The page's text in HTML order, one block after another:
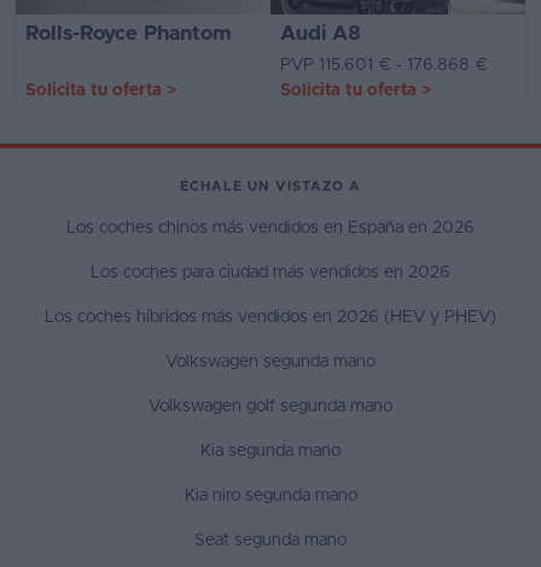
Rolls-Royce Phantom Audi A8
PVP 115.601 € - 176.868 €
Solicita tu oferta > Solicita tu oferta >
ÉCHALE UN VISTAZO A
Los coches chinos más vendidos en España en 2026
Los coches para ciudad más vendidos en 2026
Los coches híbridos más vendidos en 2026 (HEV y PHEV)
Volkswagen segunda mano
Volkswagen golf segunda mano
Kia segunda mano
Kia niro segunda mano
Seat segunda mano